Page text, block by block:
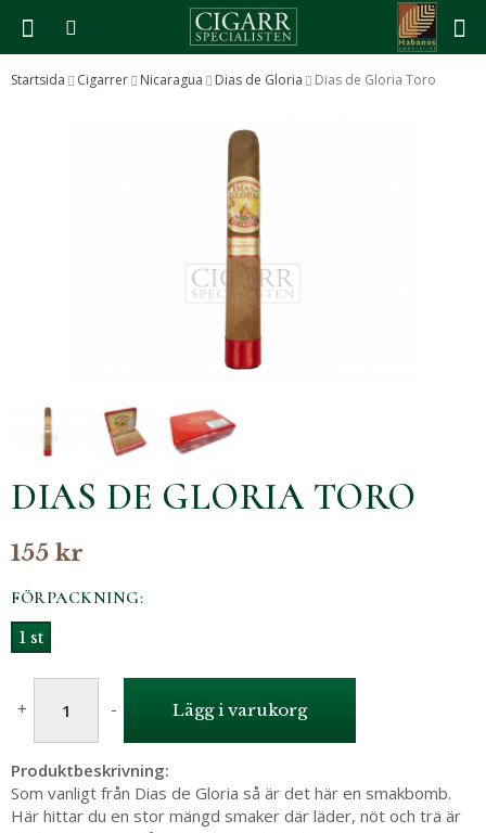
Startsida Cigarrer Nicaragua Dias de Gloria Dias de Gloria Toro
DIAS DE GLORIA TORO
155 kr
FÖRPACKNING:
1 st
+ - Lägg i varukorg
Produktbeskrivning:
Som vanligt från Dias de Gloria så är det här en smakbomb.
Här hittar du en stor mängd smaker där läder, nöt och trä är